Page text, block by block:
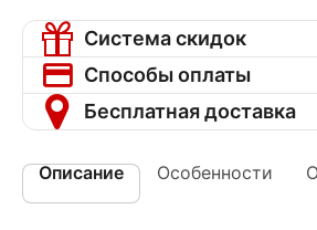
Система скидок
Способы оплаты
Бесплатная доставка
Описание Особенности